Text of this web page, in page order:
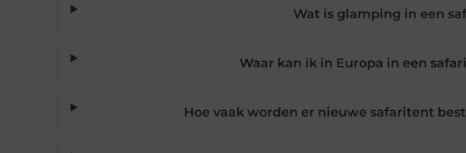
Wat is glamping in een
Waar kan ik in Europa in een
Hoe vaak worden er nieuwe safaritent